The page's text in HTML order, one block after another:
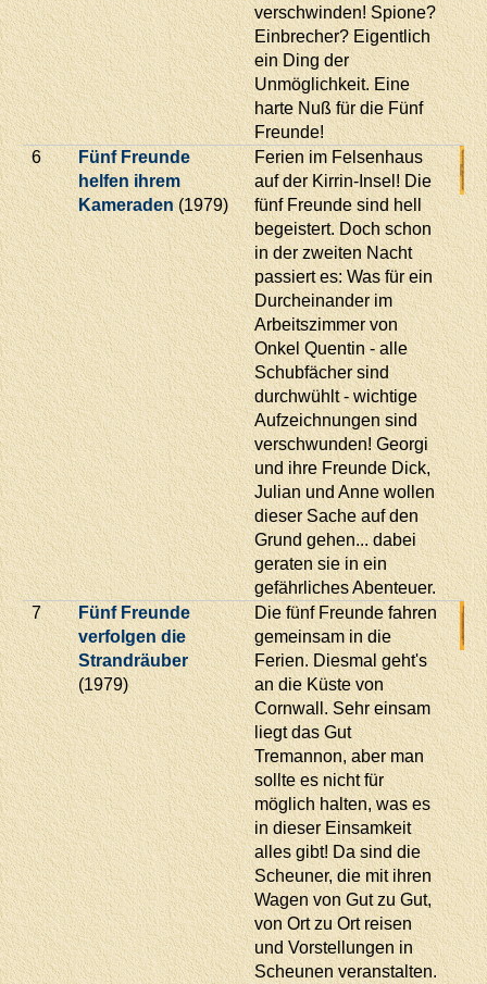
verschwinden! Spione?
Einbrecher? Eigentlich
ein Ding der
Unmöglichkeit. Eine
harte Nuß für die Fünf
Freunde!
6
Fünf Freunde
helfen ihrem
Kameraden(1979)
Ferien im Felsenhaus
auf der Kirrin-Insel! Die
fünf Freunde sind hell
begeistert. Doch schon
in der zweiten Nacht
passiert es: Was für ein
Durcheinander im
Arbeitszimmer von
Onkel Quentin - alle
Schubfächer sind
durchwühlt - wichtige
Aufzeichnungen sind
verschwunden! Georgi
und ihre Freunde Dick,
Julian und Anne wollen
dieser Sache auf den
Grund gehen... dabei
geraten sie in ein
gefährliches Abenteuer.
7
Fünf Freunde
verfolgen die
Strandräuber
(1979)
Die fünf Freunde fahren
gemeinsam in die
Ferien. Diesmal geht's
an die Küste von
Cornwall. Sehr einsam
liegt das Gut
Tremannon, aber man
sollte es nicht für
möglich halten, was es
in dieser Einsamkeit
alles gibt! Da sind die
Scheuner, die mit ihren
Wagen von Gut zu Gut,
von Ort zu Ort reisen
und Vorstellungen in
Scheunen veranstalten.